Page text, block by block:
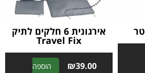
אירגונית 6 חלקים לתיק
Travel Fix
₪39.00
הוספה